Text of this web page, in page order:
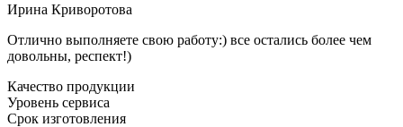
Ирина Криворотова
Отлично выполняете свою работу:) все остались более чем
довольны, респект!)
Качество продукции
Уровень сервиса
Срок изготовления